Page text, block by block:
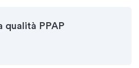
qualità PPAP